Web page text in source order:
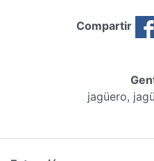
Compartir
jagüero,